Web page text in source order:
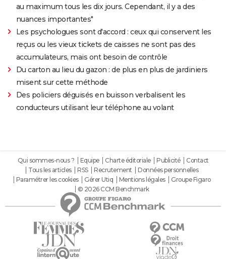
au maximum tous les dix jours. Cependant, il y a des
nuances importantes"
Les psychologues sont d'accord : ceux qui conservent les
reçus ou les vieux tickets de caisses ne sont pas des
accumulateurs, mais ont besoin de contrôle
Du carton au lieu du gazon : de plus en plus de jardiniers
misent sur cette méthode
Des policiers déguisés en buisson verbalisent les
conducteurs utilisant leur téléphone au volant
Qui sommes-nous ? Equipe Charte éditoriale Publicité
Contact
Tous les articles
RSS Recrutement
Données personnelles
Paramétrer les cookies
Gérer Utiq Mentions légales
Groupe Figaro
© 2026 CCM Benchmark